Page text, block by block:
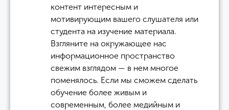
контент интересным и
мотивирующим вашего слушателя или
студента на изучение материала.
Взгляните на окружающее нас
информационное пространство
свежим взглядом — в нем многое
поменялось. Если мы сможем сделать
обучение более живым и
современным, более медийным и